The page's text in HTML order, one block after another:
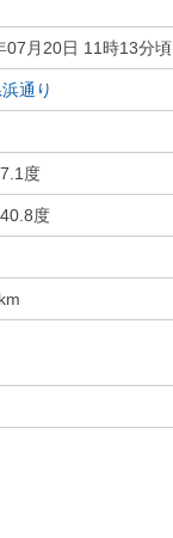
07月20日 11時13分頃
通り
度
度